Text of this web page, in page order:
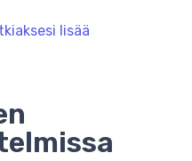
lisää